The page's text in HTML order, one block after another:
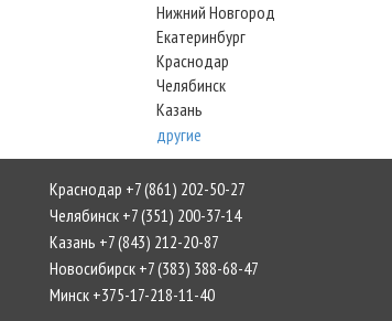
Нижний Новгород
Екатеринбург
Краснодар
Челябинск
Казань
другие
Краснодар +7 (861) 202-50-27
Челябинск +7 (351) 200-37-14
Казань +7 (843) 212-20-87
Новосибирск +7 (383) 388-68-47
Минск +375-17-218-11-40